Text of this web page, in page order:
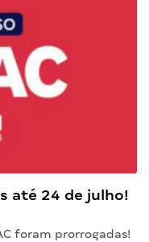
até 24 de julho!
foram prorrogadas!